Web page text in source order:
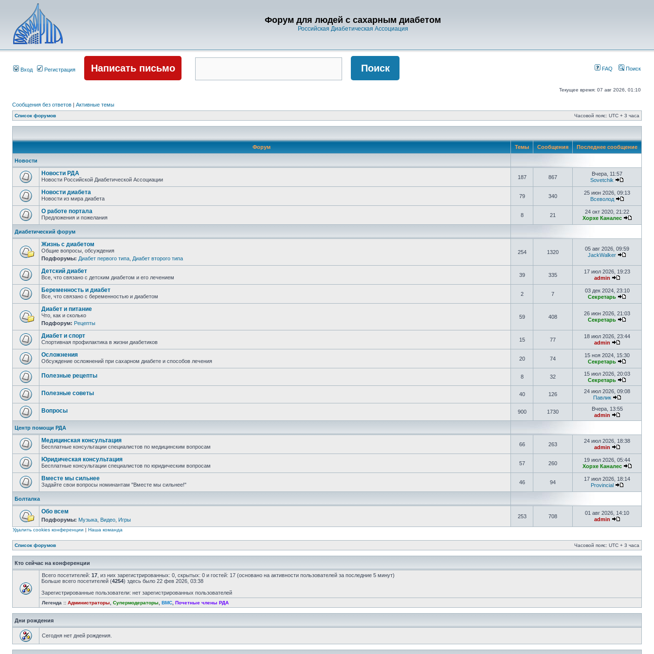
Форум для людей с сахарным диабетом
Российская Диабетическая Ассоциация
Вход Регистрация Написать письмо FAQ Поиск
Текущее время: 07 авг 2026, 01:10
Сообщения без ответов | Активные темы
Список форумов Часовой пояс: UTC + 3 часа
Форум Темы Сообщения Последнее сообщение
Новости
Новости РДА
Новости Российской Диабетической Ассоциации 187 867
Вчера, 11:57
Sovetchik
Новости диабета
Новости из мира диабета 79 340
25 июн 2026, 09:13
Всеволод
О работе портала
Предложения и пожелания 8 21
24 окт 2020, 21:22
Хорхе Каналес
Диабетический форум
Жизнь с диабетом
Общие вопросы, обсуждения
Подфорумы: Диабет первого типа Диабет второго типа
254 1320
05 авг 2026, 09:59
JackWalker
Детский диабет
Все, что связано с детским диабетом и его лечением 39 335
17 июл 2026, 19:23
admin
Беременность и диабет
Все, что связано с беременностью и диабетом 2 7
03 дек 2024, 23:10
Секретарь
Диабет и питание
Что, как и сколько
Подфорум: Рецепты
59 408
26 июн 2026, 21:03
Секретарь
Диабет и спорт
Спортивная профилактика в жизни диабетиков 15 77
18 июл 2026, 23:44
admin
Осложнения
Обсуждение осложнений при сахарном диабете и способов лечения 20 74
15 ноя 2024, 15:30
Секретарь
Полезные рецепты 8 32
15 июл 2026, 20:03
Секретарь
Полезные советы 40 126
24 июл 2026, 09:08
Павлик
Вопросы 900 1730
Вчера, 13:55
admin
Центр помощи РДА
Медицинская консультация
Бесплатные консультации специалистов по медицинским вопросам 66 263
24 июл 2026, 18:38
admin
Юридическая консультация
Бесплатные консультации специалистов по юридическим вопросам 57 260
19 июл 2026, 05:44
Хорхе Каналес
Вместе мы сильнее
Задайте свои вопросы номинантам "Вместе мы сильнее!" 46 94
17 июл 2026, 18:14
Provincial
Болталка
Обо всем
Подфорумы: Музыка Видео Игры
253 708
01 авг 2026, 14:10
admin
Удалить cookies конференции | Наша команда
Список форумов Часовой пояс: UTC + 3 часа
Кто сейчас на конференции
Всего посетителей: 17 , из них зарегистрированных: 0, скрытых: 0 и гостей: 17 (основано на активности пользователей за последние 5 минут)
Больше всего посетителей (4254) здесь было 22 фев 2026, 03:38
Зарегистрированные пользователи: нет зарегистрированных пользователей
Легенда :: Администраторы Супермодераторы ВМС Почетные члены РДА
Дни рождения
Сегодня нет дней рождения.